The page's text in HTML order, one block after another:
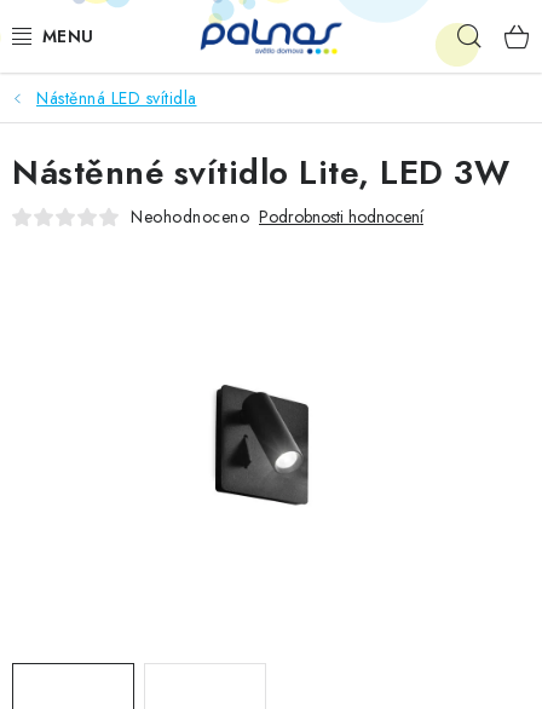
na
OSVĚTLENÍ INTERIÉRU
LED
VENKOVNÍ OSVĚTLENÍ
Nástěnná LED svítidla
Nástěnné svítidlo Lite, LED 3W
Neohodnoceno Podrobnosti hodnocení